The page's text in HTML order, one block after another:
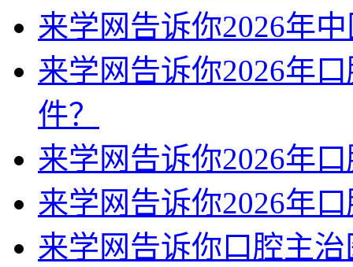
来学网告诉你2026年
来学网告诉你2026年
件？
来学网告诉你2026年
来学网告诉你2026年
来学网告诉你口腔主